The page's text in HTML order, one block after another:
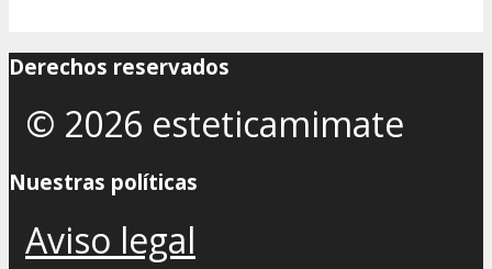
Derechos reservados
© 2026 esteticamimate
Nuestras políticas
Aviso legal